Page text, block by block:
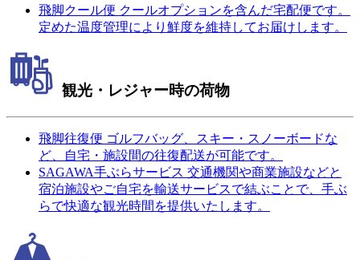
飛脚クール便 クールオプションを含んだ宅配便です。
定めた温度管理により鮮度を維持してお届けします。
観光・レジャー時の荷物
飛脚往復便 ゴルフバッグ、スキー・スノーボードな
ど、自宅・施設間の往復配送が可能です。
SAGAWA手ぶらサービス 交通機関や商業施設などと
宿泊施設やご自宅を輸送サービスで結ぶことで、手ぶ
らで快適な観光時間を提供いたします。